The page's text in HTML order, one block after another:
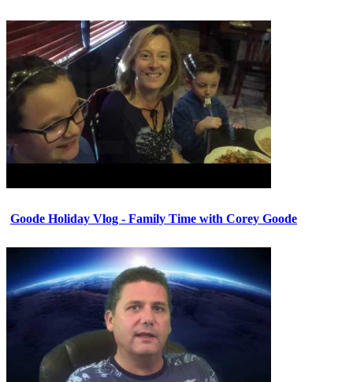
Goode Holiday Vlog - Family Time with Corey Goode